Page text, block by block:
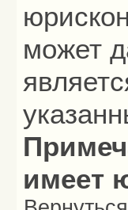
может
имеет